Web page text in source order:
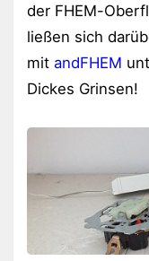
der FHEM-
ließen sich
mit andFHEM
Dickes Grinsen!